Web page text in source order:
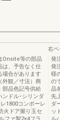
Onsite等の部品
は、予告なく仕
場合があります
外観／寸法）商
部品色記号供給
ンドル･シリンダ
1800コンポーレ
火ドア握り玉セ
ファ製2×4フラ
右
発
発
様
の
品
先
ダ
ッ
ル